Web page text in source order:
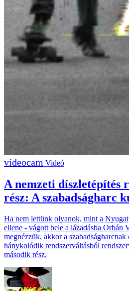
Videó
A nemzeti díszletépítés
rész: A szabadságharc
Ha nem lettünk olyanok, mint a
ellene - vágott bele a lázadásba Orbán
megnézzük, akkor a
hánykolódik rendszerváltásból
második rész.